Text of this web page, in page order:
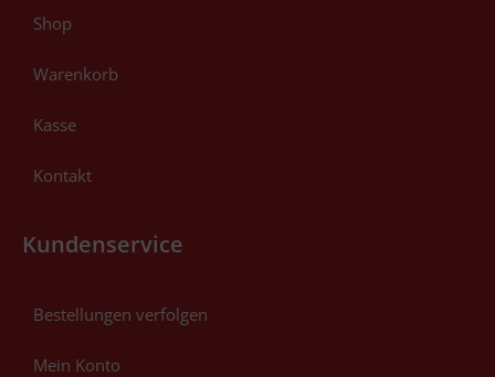
Shop
Warenkorb
Kasse
Kontakt
Kundenservice
Bestellungen verfolgen
Mein Konto